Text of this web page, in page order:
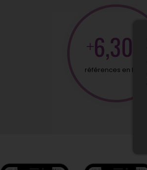
7,420
références en ligne